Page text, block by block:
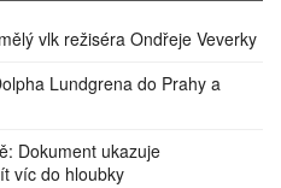
vlk režiséra Ondřeje Veverky
Lundgrena do Prahy a
Dokument ukazuje
víc do hloubky